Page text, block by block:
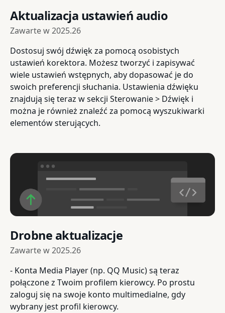
Aktualizacja ustawień audio
Zawarte w2025.26
Dostosuj swój dźwięk za pomocą osobistych
ustawień korektora. Możesz tworzyć i zapisywać
wiele ustawień wstępnych, aby dopasować je do
swoich preferencji słuchania. Ustawienia dźwięku
znajdują się teraz w sekcji Sterowanie > Dźwięk i
można je również znaleźć za pomocą wyszukiwarki
elementów sterujących.
Drobne aktualizacje
Zawarte w2025.26
- Konta Media Player (np. QQ Music) są teraz
połączone z Twoim profilem kierowcy. Po prostu
zaloguj się na swoje konto multimedialne, gdy
wybrany jest profil kierowcy.